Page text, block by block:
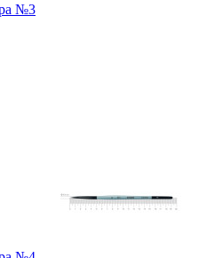
№3